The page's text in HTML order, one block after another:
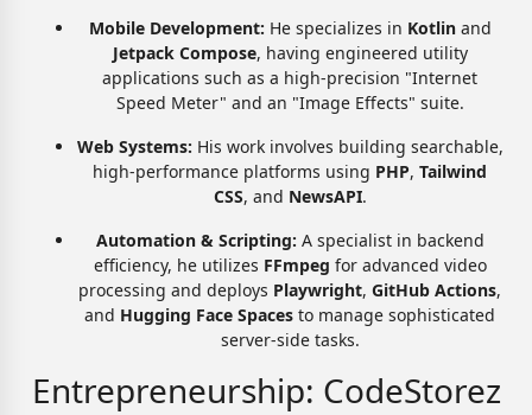
Mobile Development: He specializes in Kotlinand
Jetpack Compose, having engineered utility
applications such as a high-precision "Internet
Speed Meter" and an "Image Effects" suite.
Web Systems: His work involves building searchable,
high-performance platforms using PHP, Tailwind
CSS, and NewsAPI.
Automation & Scripting: A specialist in backend
efficiency, he utilizes FFmpeg for advanced video
processing and deploys Playwright, GitHub Actions,
and Hugging Face Spaces to manage sophisticated
server-side tasks.
Entrepreneurship: CodeStorez